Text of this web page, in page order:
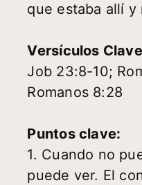
que estaba allí y
Versículos
Job 23:8-10;
Romanos 8:28
Puntos clave:
1. Cuando no
puede ver. El